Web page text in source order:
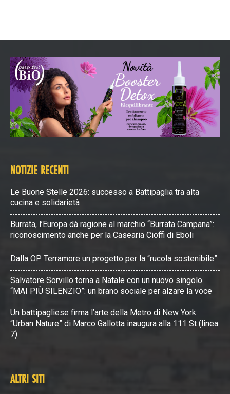
NOTIZIE RECENTI
Le Buone Stelle 2026: successo a Battipaglia tra alta
cucina e solidarietà
Burrata, l’Europa dà ragione al marchio “Burrata Campana”:
riconoscimento anche per la Casearia Cioffi di Eboli
Dalla OP Terramore un progetto per la “rucola sostenibile”
Salvatore Sorvillo torna a Natale con un nuovo singolo
“MAI PIÙ SILENZIO”: un brano sociale per alzare la voce
Un battipagliese firma l’arte della Metro di New York:
“Urban Nature” di Marco Gallotta inaugura alla 111 St (linea
7)
ALTRI SITI